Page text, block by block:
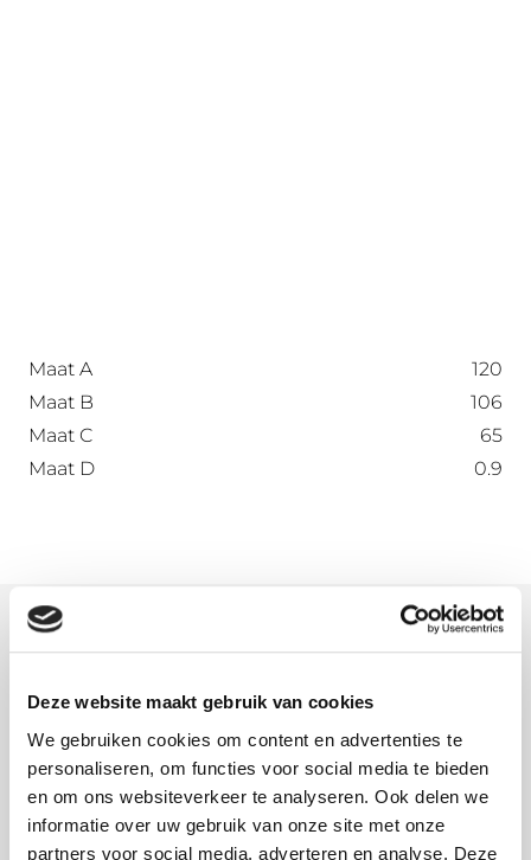
Deze website maakt gebruik van cookies
We gebruiken cookies om content en advertenties te
personaliseren, om functies voor social media te bieden
en om ons websiteverkeer te analyseren. Ook delen we
informatie over uw gebruik van onze site met onze
partners voor social media, adverteren en analyse. Deze
Maat A
120
Maat B
106
Maat C
65
Maat D
0.9
Meer informatie
voelt wat vettig aan door de gebruikte olie tijdens
het vormingsproces. Deze olie is op waterbasis en
lost dus vanzelf op bij de eerste regenbui. Ga
vooral het onbehandelde aluminium niet